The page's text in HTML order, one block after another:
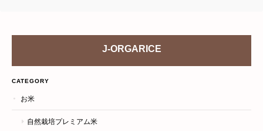
J-ORGARICE
CATEGORY
お米
自然栽培プレミアム米